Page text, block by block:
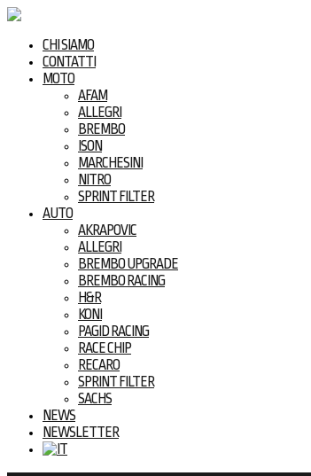
CHI SIAMO
CONTATTI
MOTO
AFAM
ALLEGRI
BREMBO
ISON
MARCHESINI
NITRO
SPRINT FILTER
AUTO
AKRAPOVIC
ALLEGRI
BREMBO UPGRADE
BREMBO RACING
H&R
KONI
PAGID RACING
RACE CHIP
RECARO
SPRINT FILTER
SACHS
NEWS
NEWSLETTER